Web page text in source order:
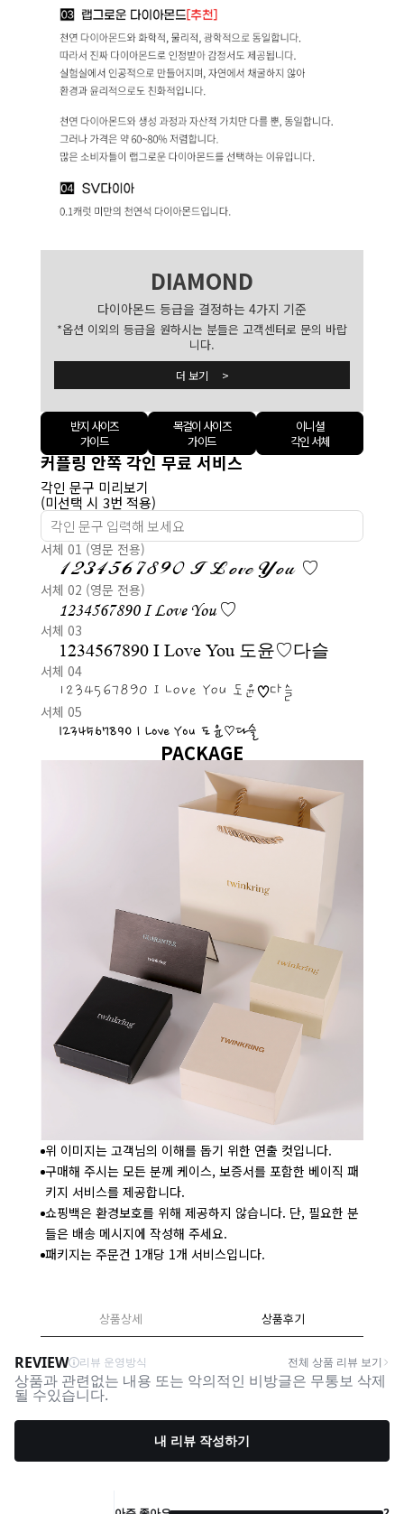
DIAMOND
다이아몬드 등급을 결정하는 4가지 기준
*옵션 이외의 등급을 원하시는 분들은 고객센터로 문의 바랍
니다.
더 보기 >
반지 사이즈
가이드
목걸이 사이즈
가이드
이니셜
각인 서체
커플링 안쪽 각인 무료 서비스
각인 문구 미리보기
(미선택 시 3번 적용)
서체 01 (영문 전용)
1234567890 I Love You ♡
서체 02 (영문 전용)
1234567890 I Love You ♡
서체 03
1234567890 I Love You 도윤♡다슬
서체 04
1234567890 I Love You 도윤♡다슬
서체 05
1234567890 I Love You 도윤♡다슬
PACKAGE
위 이미지는 고객님의 이해를 돕기 위한 연출 컷입니다.
구매해 주시는 모든 분께 케이스, 보증서를 포함한 베이직 패
키지 서비스를 제공합니다.
쇼핑백은 환경보호를 위해 제공하지 않습니다. 단, 필요한 분
들은 배송 메시지에 작성해 주세요.
패키지는 주문건 1개당 1개 서비스입니다.
상품상세 상품후기